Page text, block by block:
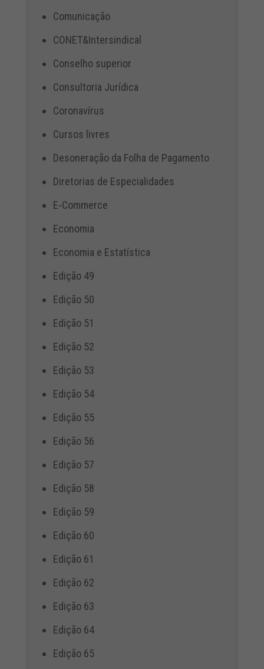
Comunicação
CONET&Intersindical
Conselho superior
Consultoria Jurídica
Coronavírus
Cursos livres
Desoneração da Folha de Pagamento
Diretorias de Especialidades
E-Commerce
Economia
Economia e Estatística
Edição 49
Edição 50
Edição 51
Edição 52
Edição 53
Edição 54
Edição 55
Edição 56
Edição 57
Edição 58
Edição 59
Edição 60
Edição 61
Edição 62
Edição 63
Edição 64
Edição 65